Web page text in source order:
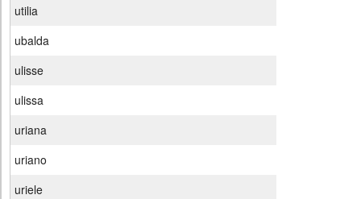
utilia
ubalda
ulisse
ulissa
uriana
uriano
uriele